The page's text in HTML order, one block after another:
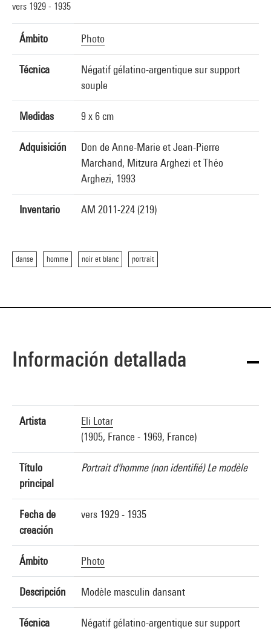
vers 1929 - 1935
Ámbito Photo
Técnica
Négatif gélatino-argentique sur support
souple
Medidas 9 x 6 cm
Adquisición
Don de Anne-Marie et Jean-Pierre
Marchand, Mitzura Arghezi et Théo
Arghezi, 1993
Inventario AM 2011-224 (219)
danse homme noir et blanc portrait
Información detallada
Artista
Eli Lotar
(1905, France - 1969, France)
Título
principal
Portrait d'homme (non identifié) Le modèle
Fecha de
creación
vers 1929 - 1935
Ámbito Photo
Descripción Modèle masculin dansant
Técnica Négatif gélatino-argentique sur support